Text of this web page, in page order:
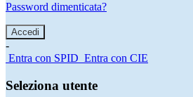
Password dimenticata?
-
Entra con SPID Entra con CIE
Seleziona utente